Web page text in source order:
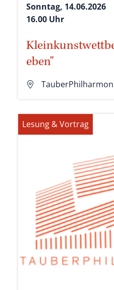
Sonntag, 14.06.2026
16.00 Uhr
eben"
Lesung & Vortrag